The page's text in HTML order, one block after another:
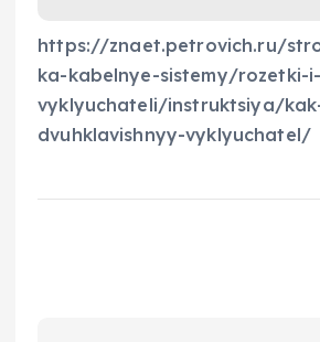
https://znaet.petrovich.ru/
ka-kabelnye-sistemy/rozetki-i-
vyklyuchateli/instruktsiya/
dvuhklavishnyy-vyklyuchatel/